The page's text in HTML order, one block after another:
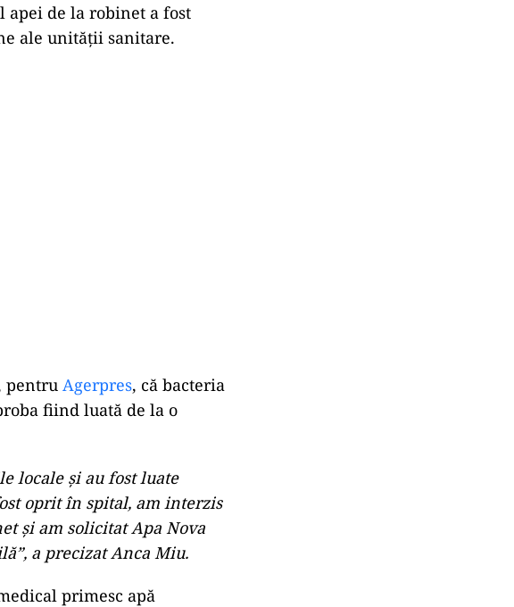
apei de la robinet a fost
ale unității sanitare.
pentru Agerpres, că bacteria
fiind luată de la o
locale și au fost luate
oprit în spital, am interzis
și am solicitat Apa Nova
a precizat Anca Miu.
primesc apă